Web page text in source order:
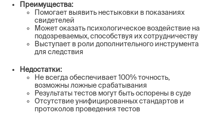
Преимущества:
Помогает выявить нестыковки в показаниях
свидетелей
Может оказать психологическое воздействие на
подозреваемых, способствуя их сотрудничеству
Выступает в роли дополнительного инструмента
для следствия
Недостатки:
Не всегда обеспечивает 100% точность,
возможны ложные срабатывания
Результаты тестов могут быть оспорены в суде
Отсутствие унифицированных стандартов и
протоколов проведения тестов